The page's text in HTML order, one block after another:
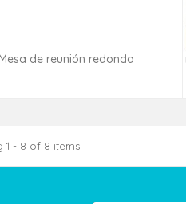
Mesa de reunión redonda
1 - 8 of 8 items